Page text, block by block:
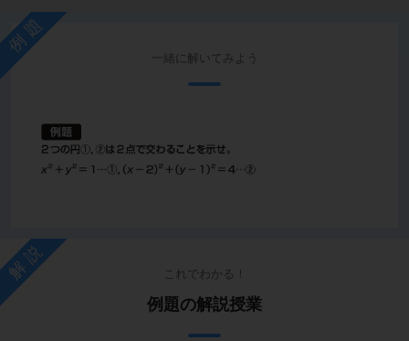
例題
一緒に解いてみよう
解説 これでわかる！
例題の解説授業